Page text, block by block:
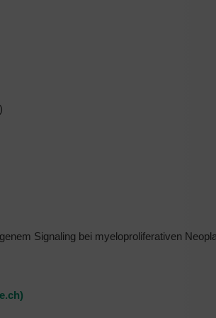
Signaling bei myeloproliferativen